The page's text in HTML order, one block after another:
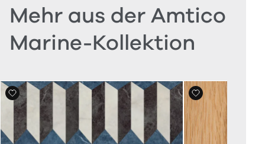
Mehr aus der Amtico
Marine-Kollektion